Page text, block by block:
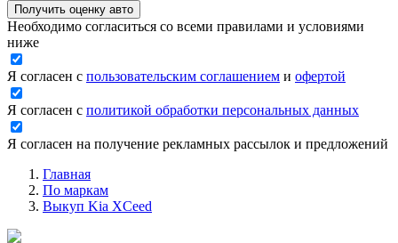
Получить оценку авто
Необходимо согласиться со всеми правилами и условиями
ниже
Я согласен с пользовательским соглашением и офертой
Я согласен с политикой обработки персональных данных
Я согласен на получение рекламных рассылок и предложений
Главная
По маркам
Выкуп Kia XCeed